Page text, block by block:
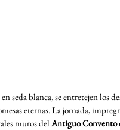
seda blanca, se entretejen los
eternas. La jornada,
muros delAntiguo Convento